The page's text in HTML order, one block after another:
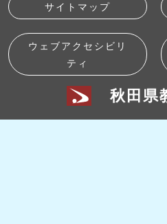
サイトマップ
ウェブアクセシビリ
ティ
秋田県